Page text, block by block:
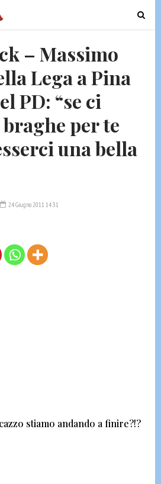
T
o
g
– Massimo
Lega a Pina
PD: “se ci
per te
una bella
24 Giugno 2011 14:31
stiamo andando a finire?!?